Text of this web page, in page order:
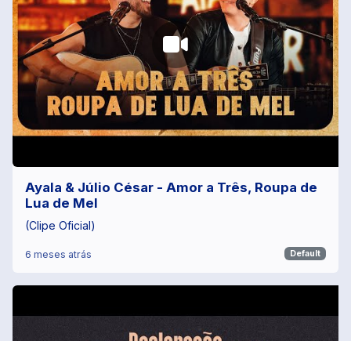
Ayala & Júlio César - Amor a Três, Roupa de
Lua de Mel
(Clipe Oficial)
6 meses atrás Default